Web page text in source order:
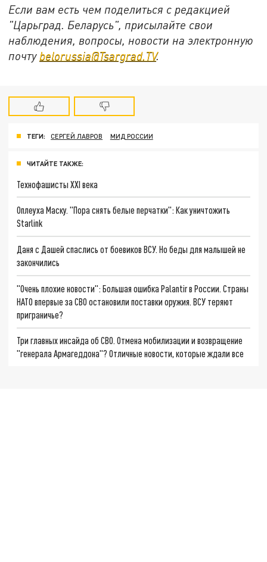
Если вам есть чем поделиться с редакцией
"Царьград. Беларусь", присылайте свои
наблюдения, вопросы, новости на электронную
почту belorussia@Tsargrad.TV.
ТЕГИ: СЕРГЕЙ ЛАВРОВ МИД РОССИИ
ЧИТАЙТЕ ТАКЖЕ:
Технофашисты XXI века
Оплеуха Маску. "Пора снять белые перчатки": Как уничтожить
Starlink
Даня с Дашей спаслись от боевиков ВСУ. Но беды для малышей не
закончились
"Очень плохие новости": Большая ошибка Palantir в России. Страны
НАТО впервые за СВО остановили поставки оружия. ВСУ теряют
приграничье?
Три главных инсайда об СВО. Отмена мобилизации и возвращение
"генерала Армагеддона"? Отличные новости, которые ждали все